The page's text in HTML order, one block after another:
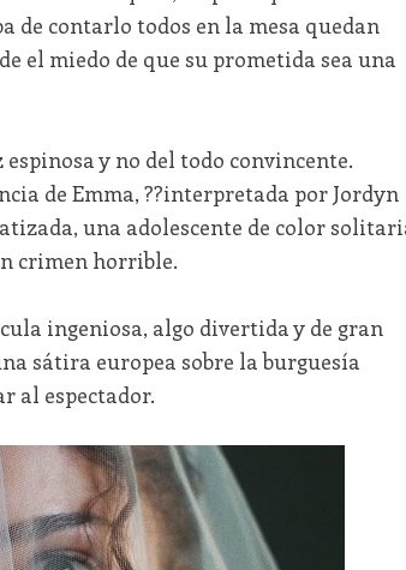
de contarlo todos en la mesa quedan
el miedo de que su prometida sea una
y no del todo convincente.
de Emma, ??interpretada por Jordyn
una adolescente de color
crimen horrible.
ingeniosa, algo divertida y de gran
sátira europea sobre la burguesía
al espectador.